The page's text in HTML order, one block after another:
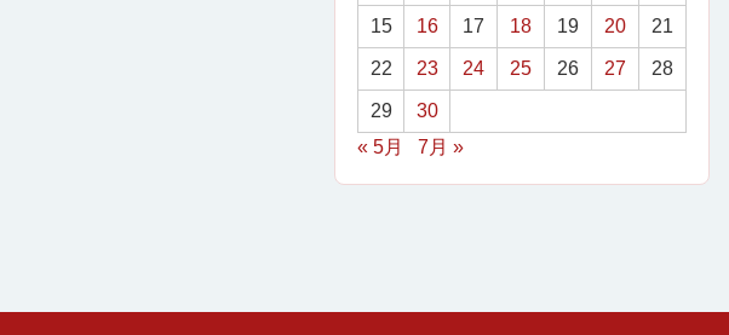
15 16 17 18 19 20 21
22 23 24 25 26 27 28
29
30
« 5月
7月 »